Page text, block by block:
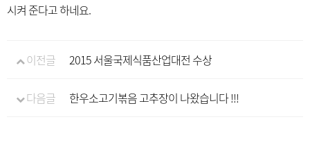
시켜 준다고 하네요.
이전글 2015 서울국제식품산업대전 수상
다음글 한우소고기볶음 고추장이 나왔습니다 !!!